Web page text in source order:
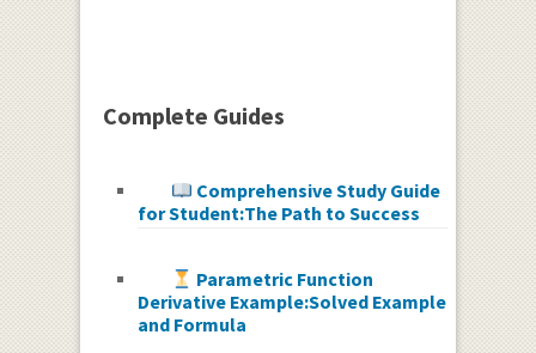
Complete Guides
Comprehensive Study Guide
for Student:The Path to Success
Parametric Function
Derivative Example:Solved Example
and Formula